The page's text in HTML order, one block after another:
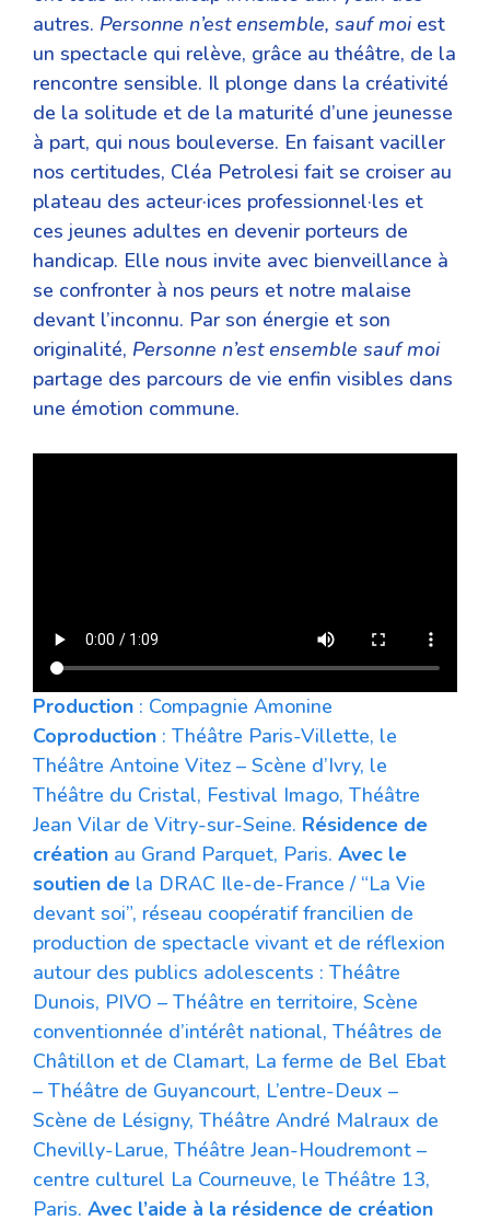
autres. Personne n’est ensemble, sauf moiest
un spectacle qui relève, grâce au théâtre, de la
rencontre sensible. Il plonge dans la créativité
de la solitude et de la maturité d’une jeunesse
à part, qui nous bouleverse. En faisant vaciller
nos certitudes, Cléa Petrolesi fait se croiser au
plateau des acteur·ices professionnel·les et
ces jeunes adultes en devenir porteurs de
handicap. Elle nous invite avec bienveillance à
se confronter à nos peurs et notre malaise
devant l’inconnu. Par son énergie et son
originalité, Personne n’est ensemble sauf moi
partage des parcours de vie enfin visibles dans
une émotion commune.
Production : Compagnie Amonine
Coproduction : Théâtre Paris-Villette, le
Théâtre Antoine Vitez – Scène d’Ivry, le
Théâtre du Cristal, Festival Imago, Théâtre
Jean Vilar de Vitry-sur-Seine. Résidence de
création au Grand Parquet, Paris. Avec le
soutien de la DRAC Ile-de-France / “La Vie
devant soi”, réseau coopératif francilien de
production de spectacle vivant et de réflexion
autour des publics adolescents : Théâtre
Dunois, PIVO – Théâtre en territoire, Scène
conventionnée d’intérêt national, Théâtres de
Châtillon et de Clamart, La ferme de Bel Ebat
– Théâtre de Guyancourt, L’entre-Deux –
Scène de Lésigny, Théâtre André Malraux de
Chevilly-Larue, Théâtre Jean-Houdremont –
centre culturel La Courneuve, le Théâtre 13,
Paris. Avec l’aide à la résidence de création